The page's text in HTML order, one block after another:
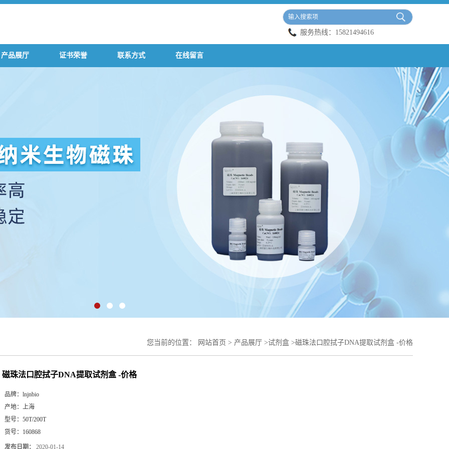
服务热线： 15821494616
产品展厅 证书荣誉 联系方式 在线留言
您当前的位置： 网站首页 > 产品展厅 >试剂盒 >磁珠法口腔拭子DNA提取试剂盒 -价格
磁珠法口腔拭子DNA提取试剂盒 -价格
品牌： lnjnbio
产地： 上海
型号： 50T/200T
货号： 160868
发布日期： 2020-01-14